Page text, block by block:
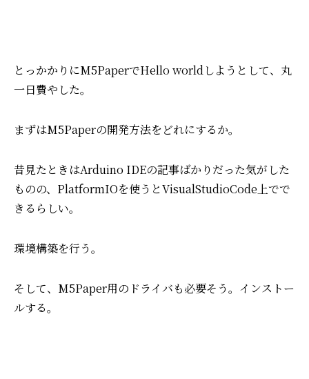
とっかかりにM5PaperでHello worldしようとして、丸
一日費やした。
まずはM5Paperの開発方法をどれにするか。
昔見たときはArduino IDEの記事ばかりだった気がした
ものの、 PlatformIOを使うとVisualStudioCode上でで
きるらしい。
環境構築を行う。
そして、M5Paper用のドライバも必要そう。 インストー
ルする。